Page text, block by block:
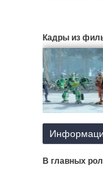
Кадры из
В главных